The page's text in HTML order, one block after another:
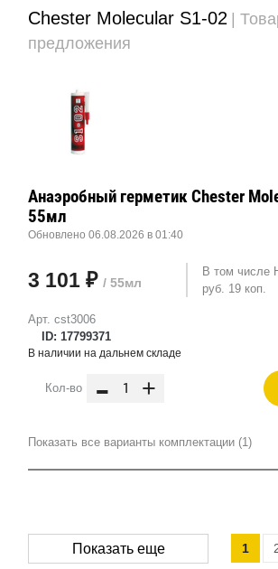
Chester Molecular S1-02
|
предложения
Арт. cst3006
ID: 17799371
Анаэробный герметик Chester
55мл
Обновлено 06.08.2026 в 01:40
3 101 ₽ / 55мл
В том числе
руб. 19 коп.
В наличии на дальнем складе
Кол-во - +
Показать все варианты комплектации (1)
Показать еще 1